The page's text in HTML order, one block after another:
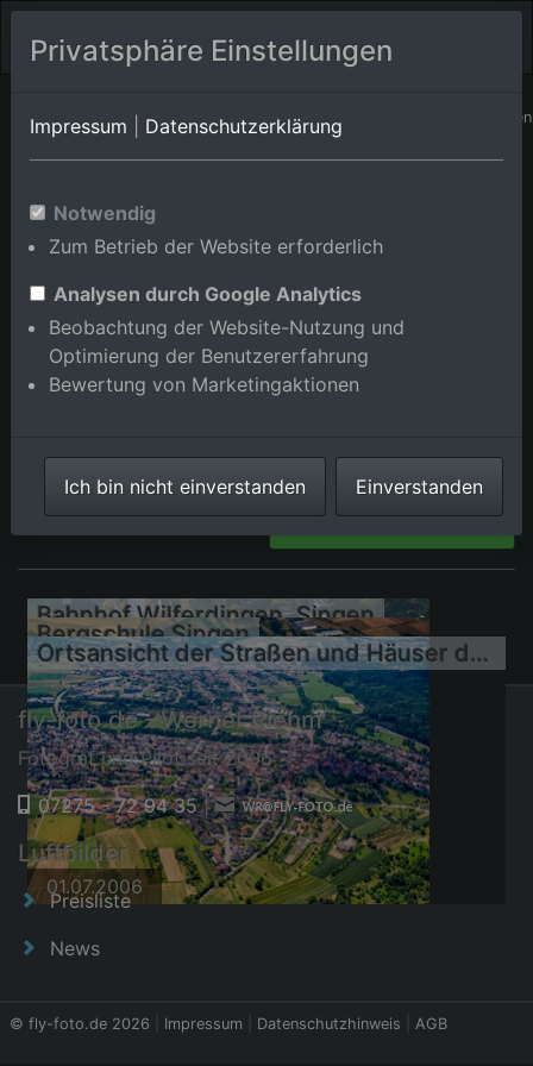
Remchingen/Nöttingen
Baden-Württemberg Remchingen/Wilferdingen
Luftbildalbum von
Remchingen/Singen in Baden-
Württemberg, Deutschland
⇗ Benachbarte Orte
Online-Shop
Bahnhof Wilferdingen, Singen
01.08.2016
Bergschule Singen
24.09.2013
Ortsansicht der Straßen und Häuser der Wohngebiete
01.07.2006
fly-foto.de - Werner Riehm
Fotograf und Pilot seit 2006
07275 - 72 94 35|
Luftbilder
Preisliste
News
© fly-foto.de 2026 Impressum Datenschutzhinweis AGB
Privatsphäre Einstellungen
Impressum Datenschutzerklärung
Notwendig
Zum Betrieb der Website erforderlich
Analysen durch Google Analytics
Beobachtung der Website-Nutzung und
Optimierung der Benutzererfahrung
Bewertung von Marketingaktionen
Ich bin nicht einverstanden Einverstanden